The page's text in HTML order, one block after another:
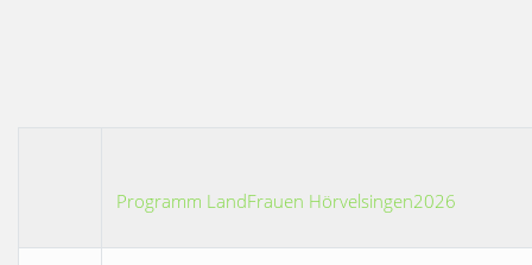
Programm LandFrauen Hörvelsingen2026